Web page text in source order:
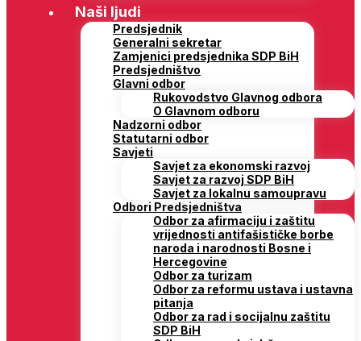
Naši ljudi
Predsjednik
Generalni sekretar
Zamjenici predsjednika SDP BiH
Predsjedništvo
Glavni odbor
Rukovodstvo Glavnog odbora
O Glavnom odboru
Nadzorni odbor
Statutarni odbor
Savjeti
Savjet za ekonomski razvoj
Savjet za razvoj SDP BiH
Savjet za lokalnu samoupravu
Odbori Predsjedništva
Odbor za afirmaciju i zaštitu
vrijednosti antifašističke borbe
naroda i narodnosti Bosne i
Hercegovine
Odbor za turizam
Odbor za reformu ustava i ustavna
pitanja
Odbor za rad i socijalnu zaštitu
SDP BiH